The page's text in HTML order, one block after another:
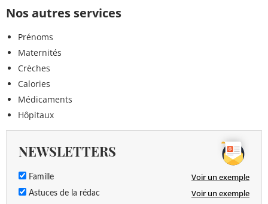
Nos autres services
Prénoms
Maternités
Crèches
Calories
Médicaments
Hôpitaux
NEWSLETTERS
Famille Voir un exemple
Astuces de la rédac Voir un exemple